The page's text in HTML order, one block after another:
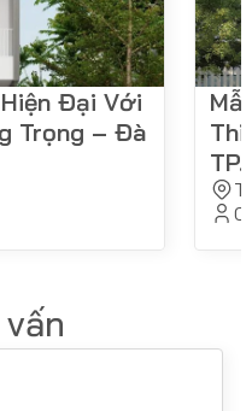
Đại Với
Trọng – Đà